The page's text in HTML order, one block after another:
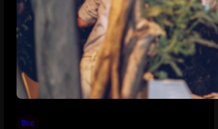
Blog